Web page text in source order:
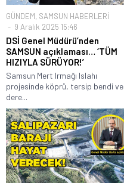
GÜNDEM, SAMSUN HABERLERİ
9 Aralık 2025 15:46
DSİ Genel Müdürü’nden
SAMSUN açıklaması… ‘TÜM
HIZIYLA SÜRÜYOR!’
Samsun Mert Irmağı Islahı
projesinde köprü, tersip bendi ve
dere...